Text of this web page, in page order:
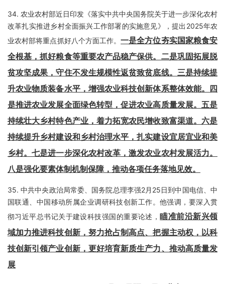
34. 农业农村部近日印发《落实中共中央国务院关于进一步深化农村
改革扎实推进乡村全面振兴工作部署的实施意见》，提出2025年农
业农村部将重点抓好八个方面工作。一是全方位夯实国家粮食安
全根基，抓好粮食等重要农产品稳产保供。二是巩固拓展脱
贫攻坚成果，守住不发生规模性返贫致贫底线。三是持续提
升农业物质装备水平，增强农业科技创新体系整体效能。四
是推进农业发展全面绿色转型，促进农业高质量发展。五是
持续壮大乡村特色产业，着力拓宽农民增收致富渠道。六是
持续提升乡村建设和乡村治理水平，扎实建设宜居宜业和美
乡村。七是进一步深化农村改革，激发农业农村发展活力。
八是强化要素体制机制保障，推动各项任务落地见效。
35.中共中央政治局常委、国务院总理李强2月25日到中国电信、中
国联通、中国移动所属企业调研科技创新工作。他强调，要深入贯
彻习近平总书记关于建设科技强国的重要论述，瞄准前沿新兴领
域加力推进科技创新，努力抢占制高点、把握主动权，以科
技创新引领产业创新，更好培育新质生产力、推动高质量发
展